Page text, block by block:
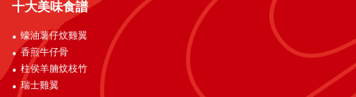
十大美味食譜
蠔油薯仔炆雞翼
香煎牛仔骨
柱侯羊腩炆枝竹
瑞士雞翼